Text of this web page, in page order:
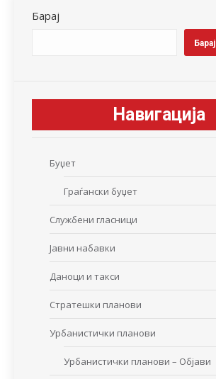
Барај
Барај
Навигација
Буџет
Граѓански буџет
Службени гласници
Јавни набавки
Даноци и такси
Стратешки планови
Урбанистички планови
Урбанистички планови – Објави